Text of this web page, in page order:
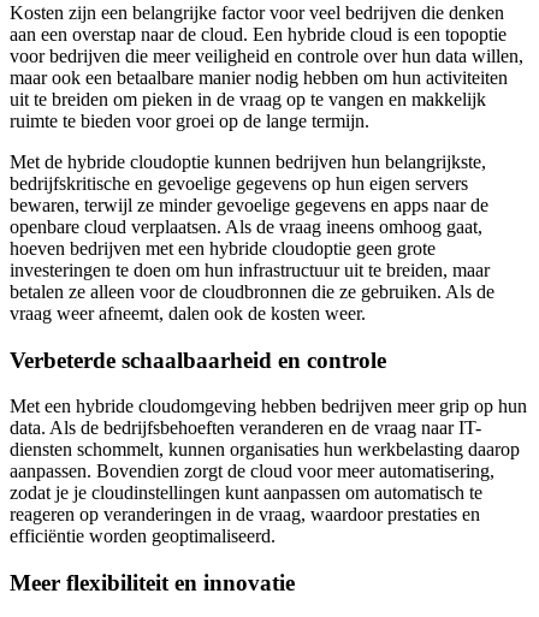
Kosten zijn een belangrijke factor voor veel bedrijven die denken
aan een overstap naar de cloud. Een hybride cloud is een topoptie
voor bedrijven die meer veiligheid en controle over hun data willen,
maar ook een betaalbare manier nodig hebben om hun activiteiten
uit te breiden om pieken in de vraag op te vangen en makkelijk
ruimte te bieden voor groei op de lange termijn.
Met de hybride cloudoptie kunnen bedrijven hun belangrijkste,
bedrijfskritische en gevoelige gegevens op hun eigen servers
bewaren, terwijl ze minder gevoelige gegevens en apps naar de
openbare cloud verplaatsen. Als de vraag ineens omhoog gaat,
hoeven bedrijven met een hybride cloudoptie geen grote
investeringen te doen om hun infrastructuur uit te breiden, maar
betalen ze alleen voor de cloudbronnen die ze gebruiken. Als de
vraag weer afneemt, dalen ook de kosten weer.
Verbeterde schaalbaarheid en controle
Met een hybride cloudomgeving hebben bedrijven meer grip op hun
data. Als de bedrijfsbehoeften veranderen en de vraag naar IT-
diensten schommelt, kunnen organisaties hun werkbelasting daarop
aanpassen. Bovendien zorgt de cloud voor meer automatisering,
zodat je je cloudinstellingen kunt aanpassen om automatisch te
reageren op veranderingen in de vraag, waardoor prestaties en
efficiëntie worden geoptimaliseerd.
Meer flexibiliteit en innovatie